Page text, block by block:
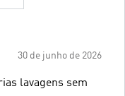
30 de junho de 2026
lavagens sem